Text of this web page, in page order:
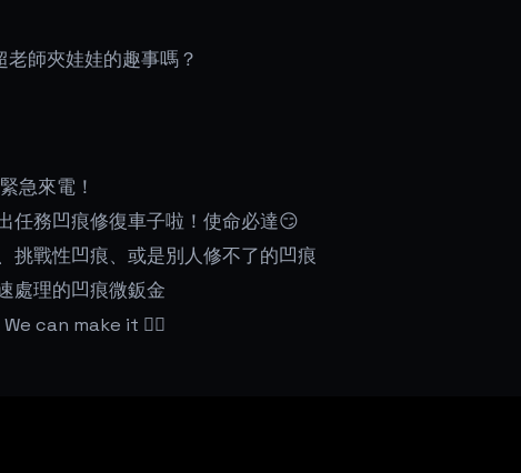
老師夾娃娃的趣事嗎？
急來電！
任務凹痕修復車子啦！使命必達😏
挑戰性凹痕、或是別人修不了的凹痕
處理的凹痕微鈑金
can make it ✋🏼